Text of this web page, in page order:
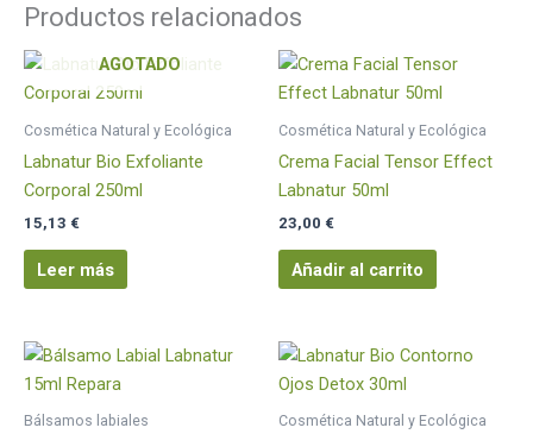
Productos relacionados
AGOTADO
Cosmética Natural y Ecológica
Labnatur Bio Exfoliante
Corporal 250ml
15,13 €
Leer más
Cosmética Natural y Ecológica
Crema Facial Tensor Effect
Labnatur 50ml
23,00 €
Añadir al carrito
Bálsamos labiales Cosmética Natural y Ecológica